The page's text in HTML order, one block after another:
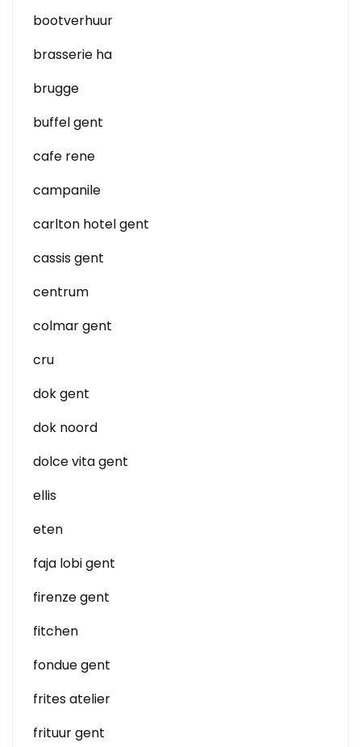
bootverhuur
brasserie ha
brugge
buffel gent
cafe rene
campanile
carlton hotel gent
cassis gent
centrum
colmar gent
cru
dok gent
dok noord
dolce vita gent
ellis
eten
faja lobi gent
firenze gent
fitchen
fondue gent
frites atelier
frituur gent